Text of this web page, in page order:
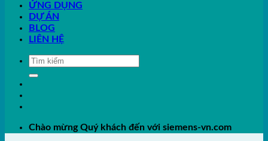
ỨNG DỤNG
DỰ ÁN
BLOG
LIÊN HỆ
Chào mừng Quý khách đến với siemens-vn.com